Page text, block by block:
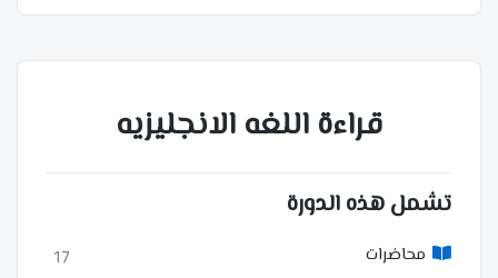
قراءة اللغه الانجليزيه
تشمل هذه الدورة
محاضرات 17